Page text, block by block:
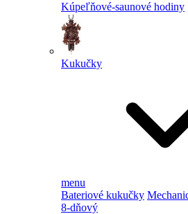
Kúpeľňové-saunové hodiny
Kukučky
menu
Bateriové kukučky
8-dňový